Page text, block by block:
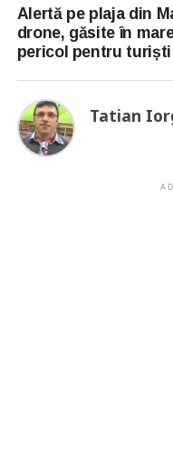
Alertă pe plaja din
drone, găsite în
pericol pentru turiști
Tatian